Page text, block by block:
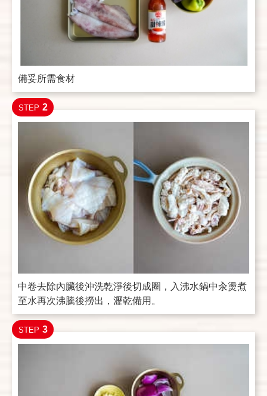
備妥所需食材
STEP 2
中卷去除內臟後沖洗乾淨後切成圈，入沸水鍋中汆燙煮
至水再次沸騰後撈出，瀝乾備用。
STEP 3